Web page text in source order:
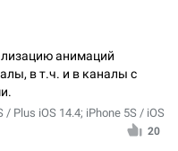
анимаций
в т.ч. и в каналы с
/ Plus iOS 14.4; iPhone 5S / iOS
20